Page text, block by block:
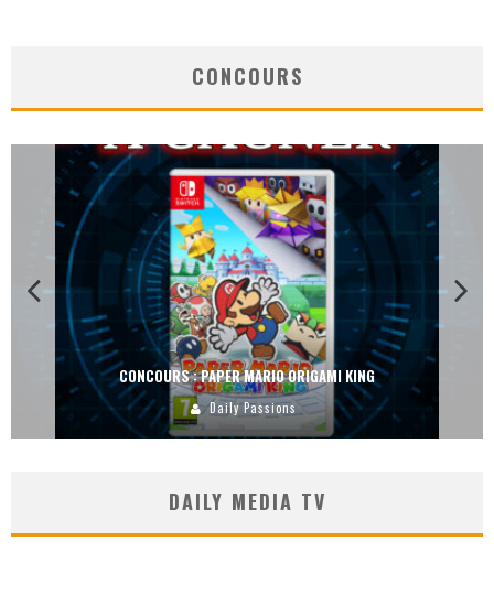
CONCOURS
CONCOURS : PAPER MARIO ORIGAMI KING
Daily Passions
DAILY MEDIA TV